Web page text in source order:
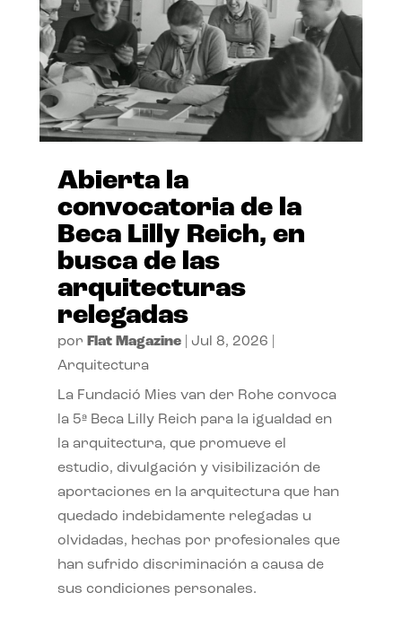
Abierta la
convocatoria de la
Beca Lilly Reich, en
busca de las
arquitecturas
relegadas
por Flat Magazine| Jul 8, 2026
Arquitectura
La Fundació Mies van der Rohe convoca
la 5ª Beca Lilly Reich para la igualdad en
la arquitectura, que promueve el
estudio, divulgación y visibilización de
aportaciones en la arquitectura que han
quedado indebidamente relegadas u
olvidadas, hechas por profesionales que
han sufrido discriminación a causa de
sus condiciones personales.